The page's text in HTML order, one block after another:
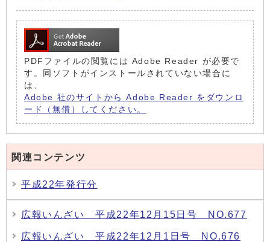
PDFファイルの閲覧には Adobe Reader が必要で
す。同ソフトがインストールされていない場合に
は、
Adobe 社のサイトから Adobe Reader をダウンロ
ード（無償）してください。
関連コンテンツ
平成22年発行分
広報いんざい 平成22年12月15日号 NO.677
広報いんざい 平成22年12月1日号 NO.676